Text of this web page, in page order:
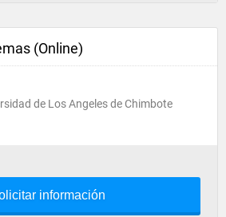
(Online)
de Los Angeles de Chimbote
información